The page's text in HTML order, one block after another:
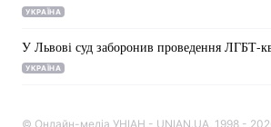
Головна Війна
Економіка Світ
УКРАЇНА
У Львові суд заборонив проведення ЛГБТ-
УКРАЇНА
© Онлайн-медіа УНІАН - UNIAN.UA, 1998 -